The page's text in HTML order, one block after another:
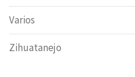
Varios
Zihuatanejo